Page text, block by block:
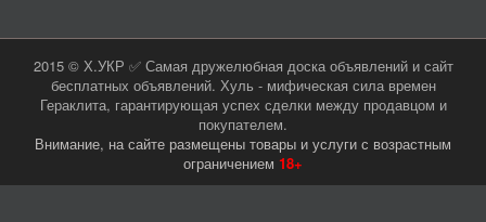
2015 © Х.УКР ✅ Самая дружелюбная доска объявлений и сайт
бесплатных объявлений. Хуль - мифическая сила времен
Гераклита, гарантирующая успех сделки между продавцом и
покупателем.
Внимание, на сайте размещены товары и услуги с возрастным
ограничением 18+